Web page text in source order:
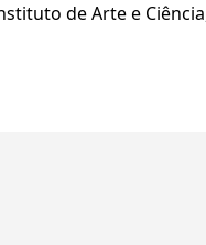
de Arte e